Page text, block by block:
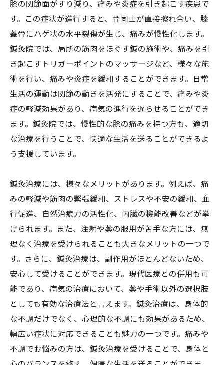
膝の関節面がすり減り、痛みや炎症を引き起こす疾患で
す。この症状が進行すると、骨同士が直接擦れ合い、膝
蓋骨にハゲ状の水平裂傷が生じ、痛みが慢性化します。
鍼灸院では、局所の筋肉をほぐす鍼の施術や、痛みを引
き起こすトリガーポイントのマッサージなど、様々な施
術を行い、痛みや炎症を緩和することができます。日常
生活の運動は関節の動きを活発にすることで、痛みや炎
症の軽減効果があり、病気の進行を遅らせることができ
ます。鍼灸院では、慢性的な膝の痛みを持つ方も、適切
な治療を行うことで、快適な生活を送ることができるよ
う支援しています。
鍼灸治療には、様々なメリットがあります。例えば、痛
みの軽減や筋肉の緊張緩和、ストレスや不安の緩和、血
行促進、自然治癒力の活性化、内臓の機能改善などが挙
げられます。また、注射や薬の服用が苦手な方には、無
理なく治療を受けられることも大きなメリットの一つで
す。さらに、鍼灸治療は、副作用がほとんどないため、
安心して受けることができます。現代医療との併用も可
能であり、病気の治療において、薬や手術以外の選択肢
としても有効な治療法と言えます。鍼灸治療は、身体的
な不調だけでなく、心理的な不調にも効果があるため、
幅広い症状に対応できることも魅力の一つです。痛みや
不調でお悩みの方は、鍼灸治療を受けることで、身体と